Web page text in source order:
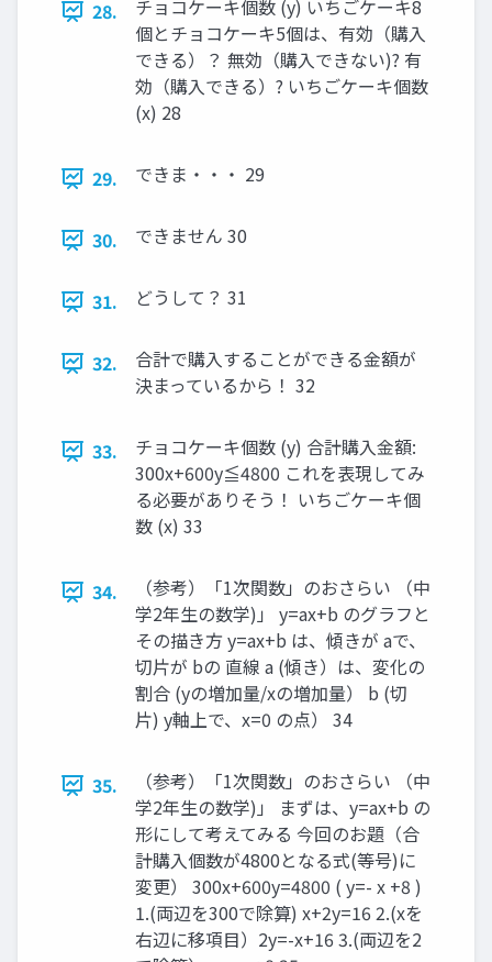
28.
チョコケーキ個数 (y) いちごケーキ8
個とチョコケーキ5個は、有効（購入
できる）？ 無効（購入できない)? 有
効（購入できる）? いちごケーキ個数
(x) 28
29. できま・・・ 29
30. できません 30
31. どうして？ 31
32.
合計で購入することができる金額が
決まっているから！ 32
33.
チョコケーキ個数 (y) 合計購入金額:
300x+600y≦4800 これを表現してみ
る必要がありそう！ いちごケーキ個
数 (x) 33
34.
（参考）「1次関数」のおさらい （中
学2年生の数学)」 y=ax+b のグラフと
その描き方 y=ax+b は、傾きが aで、
切片が bの 直線 a (傾き）は、変化の
割合 (yの増加量/xの増加量） b (切
片) y軸上で、x=0 の点） 34
35.
（参考）「1次関数」のおさらい （中
学2年生の数学)」 まずは、y=ax+b の
形にして考えてみる 今回のお題（合
計購入個数が4800となる式(等号)に
変更） 300x+600y=4800 ( y=- x +8 )
1.(両辺を300で除算) x+2y=16 2.(xを
右辺に移項目）2y=-x+16 3.(両辺を2